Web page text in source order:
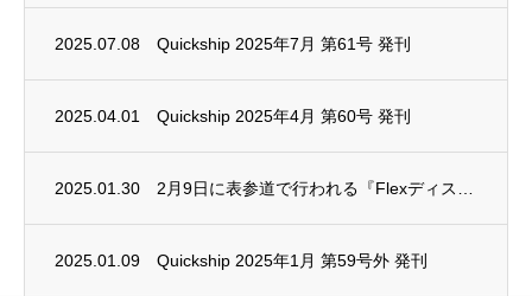
2025.07.08 Quickship 2025年7月 第61号 発刊
2025.04.01 Quickship 2025年4月 第60号 発刊
2025.01.30
2025.01.09 Quickship 2025年1月 第59号外 発刊